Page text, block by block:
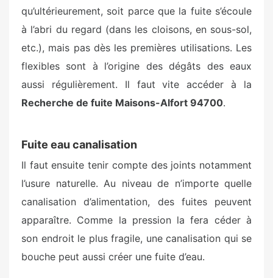
qu’ultérieurement, soit parce que la fuite s’écoule
à l’abri du regard (dans les cloisons, en sous-sol,
etc.), mais pas dès les premières utilisations. Les
flexibles sont à l’origine des dégâts des eaux
aussi régulièrement. Il faut vite accéder à la
Recherche de fuite Maisons-Alfort 94700.
Fuite eau canalisation
Il faut ensuite tenir compte des joints notamment
l’usure naturelle. Au niveau de n’importe quelle
canalisation d’alimentation, des fuites peuvent
apparaître. Comme la pression la fera céder à
son endroit le plus fragile, une canalisation qui se
bouche peut aussi créer une fuite d’eau.